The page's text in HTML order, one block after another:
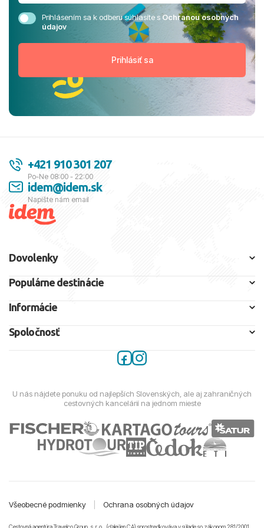
Prihlásením sa k odberu súhlasíte sOchranou osobných
údajov
+421 910 301 207
Po-Ne 08:00 - 22:00
idem@idem.sk
Napíšte nám email
Dovolenky
Populárne destinácie
Informácie
Spoločnosť
U nás nájdete ponuku od najlepších Slovenských, ale aj zahraničných
cestovných kancelárií na jednom mieste
Všeobecné podmienky Ochrana osobných údajov